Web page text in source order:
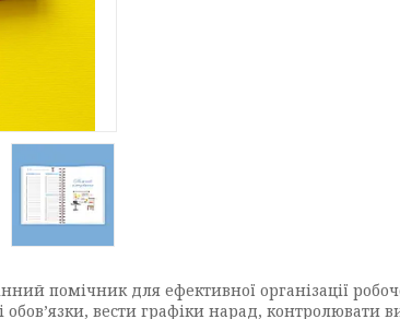
помічник для ефективної організації
вести графіки нарад, контролювати